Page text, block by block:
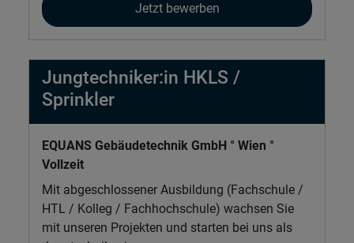
Jetzt bewerben
Jungtechniker:in HKLS /
Sprinkler
EQUANS Gebäudetechnik GmbH ° Wien °
Vollzeit
Mit abgeschlossener Ausbildung (Fachschule /
HTL / Kolleg / Fachhochschule) wachsen Sie
mit unseren Projekten und starten bei uns als